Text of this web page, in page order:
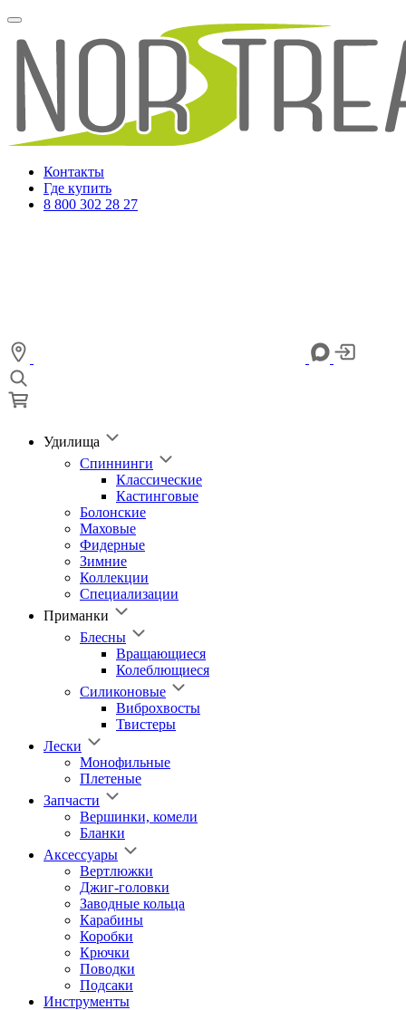
Контакты
Где купить
8 800 302 28 27
Удилища
Спиннинги
Классические
Кастинговые
Болонские
Маховые
Фидерные
Зимние
Коллекции
Специализации
Приманки
Блесны
Вращающиеся
Колеблющиеся
Силиконовые
Виброхвосты
Твистеры
Лески
Монофильные
Плетеные
Запчасти
Вершинки, комели
Бланки
Аксессуары
Вертлюжки
Джиг-головки
Заводные кольца
Карабины
Коробки
Крючки
Поводки
Подсаки
Инструменты